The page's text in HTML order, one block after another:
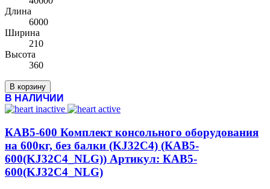
Длина
6000
Ширина
210
Высота
360
В корзину
В НАЛИЧИИ
КАВ5-600 Комплект консольного оборудования
на 600кг, без балки (KJ32C4) (КАВ5-
600(KJ32C4_NLG)) Артикул: КАВ5-
600(KJ32C4_NLG)